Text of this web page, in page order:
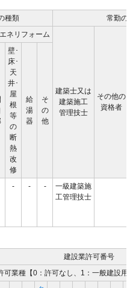
種類 常勤の
ネリフォーム
建築士又は
建築施工
管理技士
その他の
資格者
壁･
床･
天
井･
屋
根
等
の
断
熱
改
修
給
湯
器
そ
の
他
- - -
一級建築施
工管理技士
建設業許可番号
可業種【0：許可なし、1：一般建設用